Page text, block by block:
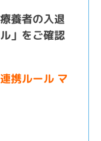
養者の入退
」をご確認
携ルール マ